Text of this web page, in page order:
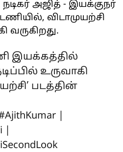
அஜித் - இயக்குநர்
விடாமுயற்சி
வருகிறது.
இயக்கத்தில்
உருவாகி
படத்தின்